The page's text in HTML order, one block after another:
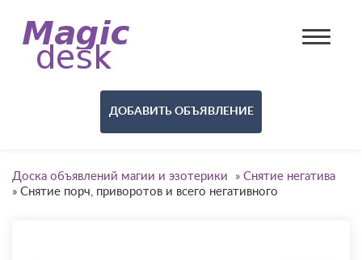
ДОБАВИТЬ ОБЪЯВЛЕНИЕ
Доска объявлений магии и эзотерики » Снятие негатива
» Снятие порч, приворотов и всего негативного